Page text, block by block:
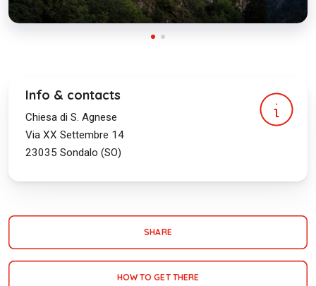
Info & contacts
Chiesa di S. Agnese
Via XX Settembre 14
23035 Sondalo (SO)
SHARE
HOW TO GET THERE